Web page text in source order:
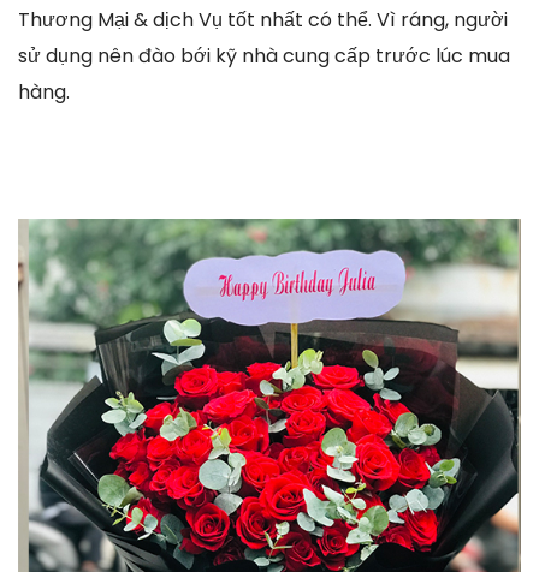
Thương Mại & dịch Vụ tốt nhất có thể. Vì ráng, người
sử dụng nên đào bới kỹ nhà cung cấp trước lúc mua
hàng.